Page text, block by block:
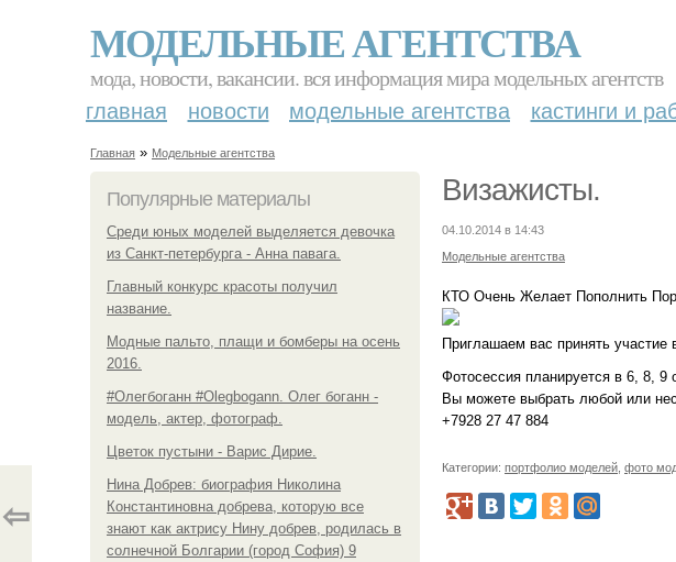
МОДЕЛЬНЫЕ АГЕНТСТВА
мода, новости, вакансии. вся информация мира модельных агентств
главная новости модельные агентства кастинги и
Главная » Модельные агентства
Популярные материалы
Среди юных моделей выделяется девочка
из Санкт-петербурга - Анна павага.
Главный конкурс красоты получил
название.
Модные пальто, плащи и бомберы на осень
2016.
#Олегбоганн #Olegbogann. Олег боганн -
модель, актер, фотограф.
Цветок пустыни - Варис Дирие.
Нина Добрев: биография Николина
Константиновна добрева, которую все
знают как актрису Нину добрев, родилась в
солнечной Болгарии (город София) 9
Визажисты.
04.10.2014 в 14:43
Модельные агентства
КТО Очень Желает Пополнить
Приглашаем вас принять участие
Фотосессия планируется в 6, 8, 9
Вы можете выбрать любой или
+7928 27 47 884
Категории: портфолио моделей фото
⇦